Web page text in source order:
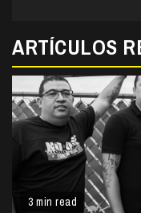
ARTÍCULOS
3 min read